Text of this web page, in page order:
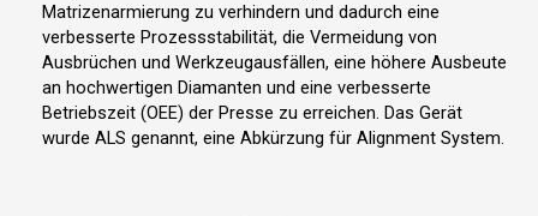
Matrizenarmierung zu verhindern und dadurch eine
verbesserte Prozessstabilität, die Vermeidung von
Ausbrüchen und Werkzeugausfällen, eine höhere Ausbeute
an hochwertigen Diamanten und eine verbesserte
Betriebszeit (OEE) der Presse zu erreichen. Das Gerät
wurde ALS genannt, eine Abkürzung für Alignment System.